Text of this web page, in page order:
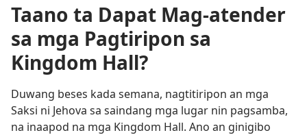
Taano ta Dapat Mag-atender
sa mga Pagtiripon sa
Kingdom Hall?
Duwang beses kada semana, nagtitiripon an mga
Saksi ni Jehova sa saindang mga lugar nin pagsamba,
na inaapod na mga Kingdom Hall. Ano an ginigibo